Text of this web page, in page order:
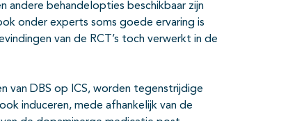
andere behandelopties beschikbaar zijn
onder experts soms goede ervaring is
van de RCT’s toch verwerkt in de
van DBS op ICS, worden tegenstrijdige
induceren, mede afhankelijk van de